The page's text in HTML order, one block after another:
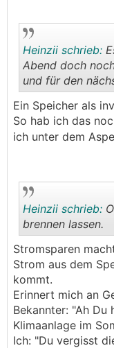
Heinzii schrieb:
Abend doch
und für den
Ein Speicher als
So hab ich das
ich unter dem
Heinzii schrieb:
brennen lassen.
Stromsparen
Strom aus dem
kommt.
Erinnert mich an
Bekannter: "Ah Du
Klimaanlage im
Ich: "Du vergisst